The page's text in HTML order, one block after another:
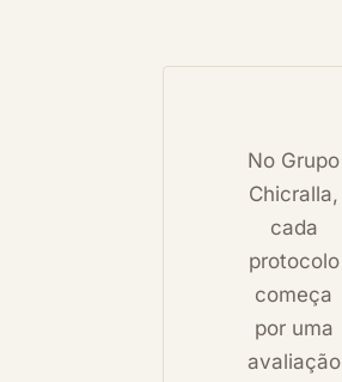
No Grupo
Chicralla,
cada
protocolo
começa
por uma
avaliação